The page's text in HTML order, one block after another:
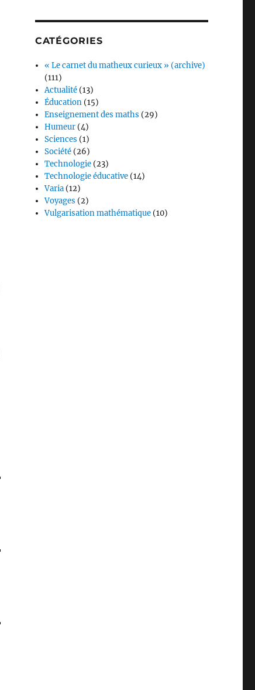
CATÉGORIES
« Le carnet du matheux curieux » (archive)
(111)
Actualité (13)
Éducation (15)
Enseignement des maths (29)
Humeur (4)
Sciences (1)
Société (26)
Technologie (23)
Technologie éducative (14)
Varia (12)
Voyages (2)
Vulgarisation mathématique (10)